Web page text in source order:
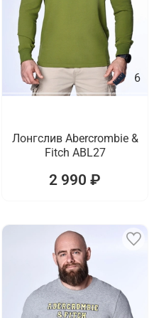
6
Лонгслив Abercrombie &
Fitch ABL27
2 990 ₽